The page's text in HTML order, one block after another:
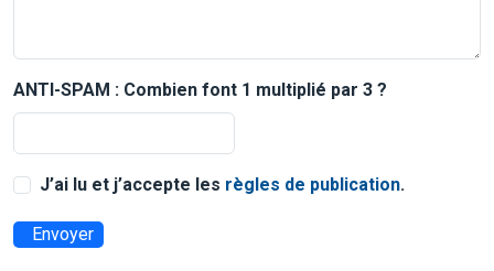
ANTI-SPAM : Combien font 1 multiplié par 3 ?
J’ai lu et j’accepte les règles de publication.
Envoyer